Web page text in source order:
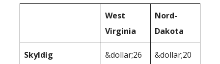
West
Virginia
Nord-
Dakota
Skyldig
&dollar;26
&dollar;20